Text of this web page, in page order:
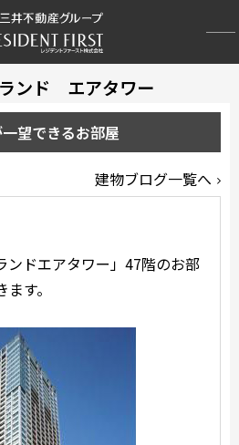
ンド エアタワー
望できるお部屋
建物ブログ一覧へ
ンドエアタワー」47階のお部
す。